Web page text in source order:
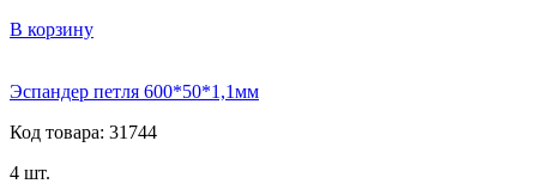
В корзину
Эспандер петля 600*50*1,1мм
Код товара: 31744
4 шт.